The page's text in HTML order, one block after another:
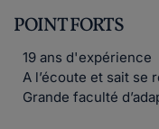
POINT FORTS
19 ans d'expérience
A l’écoute et sait se
Grande faculté